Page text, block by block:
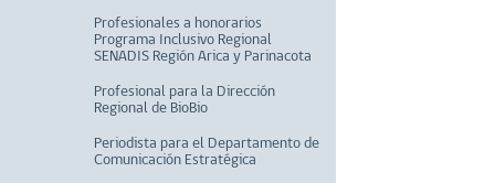
Profesionales a honorarios
Programa Inclusivo Regional
SENADIS Región Arica y Parinacota
Profesional para la Dirección
Regional de BioBio
Periodista para el Departamento de
Comunicación Estratégica